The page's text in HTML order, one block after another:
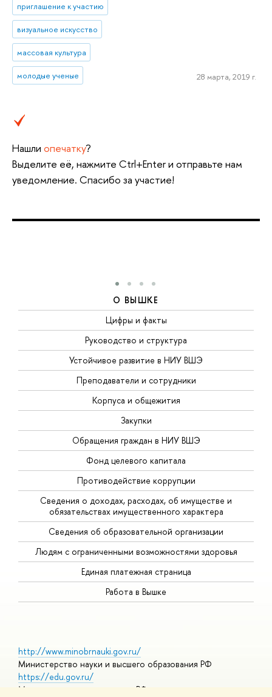
приглашение к участию
визуальное искусство
массовая культура
молодые ученые 28 марта, 2019 г.
Нашли опечатку?
Выделите её, нажмите Ctrl+Enter и отправьте нам
уведомление. Спасибо за участие!
О ВЫШКЕ
Цифры и факты
Руководство и структура
Устойчивое развитие в НИУ ВШЭ
Преподаватели и сотрудники
Корпуса и общежития
Закупки
Обращения граждан в НИУ ВШЭ
Фонд целевого капитала
Противодействие коррупции
Сведения о доходах, расходах, об имуществе и
обязательствах имущественного характера
Сведения об образовательной организации
Людям с ограниченными возможностями здоровья
Единая платежная страница
Работа в Вышке
http://www.minobrnauki.gov.ru/
Министерство науки и высшего образования РФ
https://edu.gov.ru/
Министерство просвещения РФ